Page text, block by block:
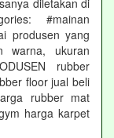
diletakan di
#mainan
produsen yang
warna, ukuran
rubber
floor jual beli
rubber mat
harga karpet